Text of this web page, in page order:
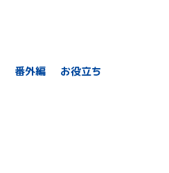
番外編 お役立ち